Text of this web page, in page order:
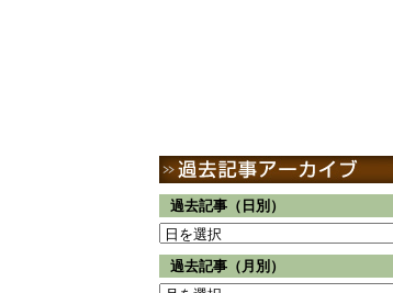
過去記事（日別）
過去記事（月別）